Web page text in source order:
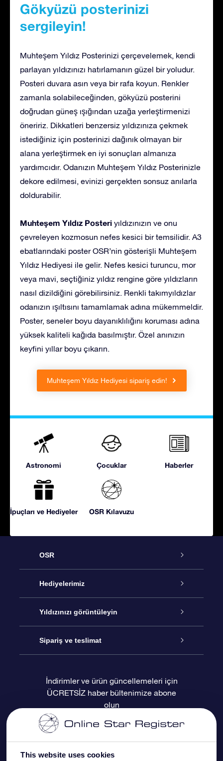
This website uses cookies
Gökyüzü posterinizi
sergileyin!
Muhteşem Yıldız Posterinizi çerçevelemek, kendi
parlayan yıldızınızı hatırlamanın güzel bir yoludur.
Posteri duvara asın veya bir rafa koyun. Renkler
zamanla solabileceğinden, gökyüzü posterini
doğrudan güneş ışığından uzağa yerleştirmenizi
öneririz. Dikkatleri benzersiz yıldızınıza çekmek
istediğiniz için posterinizi dağınık olmayan bir
alana yerleştirmek en iyi sonuçları almanıza
yardımcıdır. Odanızın Muhteşem Yıldız Posterinizle
dekore edilmesi, evinizi gerçekten sonsuz anılarla
doldurabilir.
Muhteşem Yıldız Posteri yıldızınızın ve onu
çevreleyen kozmosun nefes kesici bir temsilidir. A3
ebatlarındaki poster OSR’nin gösterişli Muhteşem
Yıldız Hediyesi ile gelir. Nefes kesici turuncu, mor
veya mavi, seçtiğiniz yıldız rengine göre yıldızların
nasıl dizildiğini görebilirsiniz. Renkli takımyıldızlar
odanızın ışıltısını tamamlamak adına mükemmeldir.
Poster, seneler boyu dayanıklılığını koruması adına
yüksek kaliteli kağıda basılmıştır. Özel anınızın
keyfini yıllar boyu çıkarın.
Muhteşem Yıldız Hediyesi sipariş edin!
Astronomi Çocuklar Haberler
İpuçları ve Hediyeler OSR Kılavuzu
OSR
Hizmet
İletişim
Blogu
Değerlendirmeler
Hediyelerimiz
Çevrimiçi Yıldız Hediyesi
OSR Hediye Paketi
OSR Hediye Kartı
Kurumsal hediyeler
Yıldızınızı görüntüleyin
Star Register
Kişiselleştirilmiş Yıldız Sayfası
Bir Milyon Yıldız
OSR Starsaver
Sipariş ve teslimat
Ödeme bilgileri
Sevkiyat bilgileri
İade Politikası
İndirimler ve ürün güncellemeleri için
ÜCRETSİZ haber bültenimize abone
olun